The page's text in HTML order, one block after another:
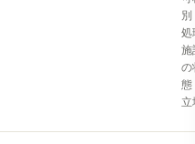
別
処
施
の
態
立